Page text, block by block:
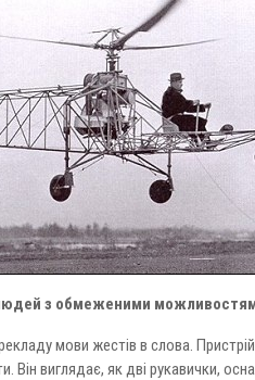
з обмеженими
мови жестів в слова.
Він виглядає, як дві рукавички,